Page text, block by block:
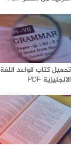
تحميل كتاب قواعد اللغة
الانجليزية PDF